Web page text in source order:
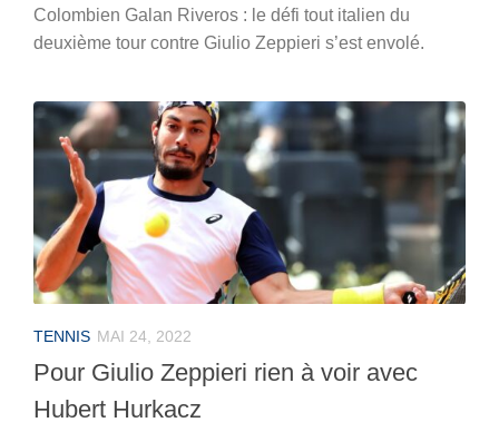
Colombien Galan Riveros : le défi tout italien du
deuxième tour contre Giulio Zeppieri s’est envolé.
TENNIS MAI 24, 2022
Pour Giulio Zeppieri rien à voir avec
Hubert Hurkacz